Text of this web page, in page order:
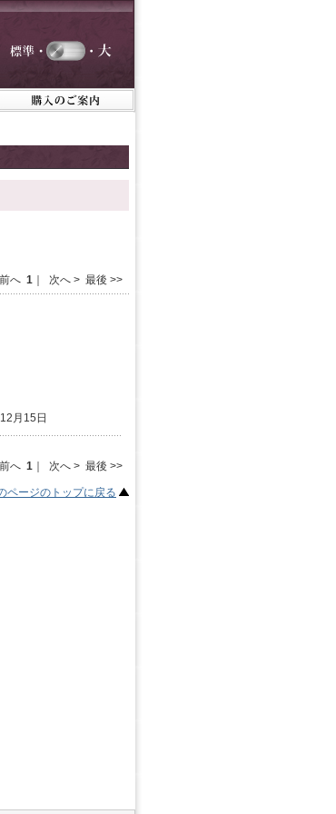
へ 1 ｜ 次へ > 最後 >>
月15日
へ 1 ｜ 次へ > 最後 >>
ページのトップに戻る